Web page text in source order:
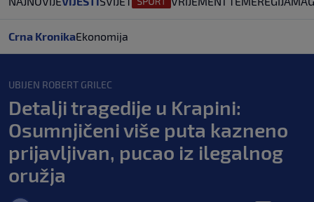
Crna KronikaEkonomija
UBIJEN ROBERT GRILEC
Detalji tragedije u Krapini:
Osumnjičeni više puta kazneno
prijavljivan, pucao iz ilegalnog
oružja